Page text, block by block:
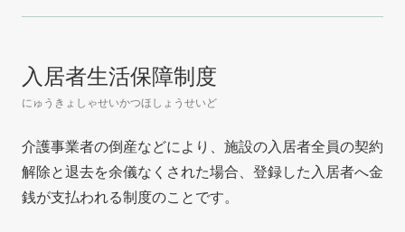
入居者生活保障制度
にゅうきょしゃせいかつほしょうせいど
介護事業者の倒産などにより、施設の入居者全員の契約
解除と退去を余儀なくされた場合、登録した入居者へ金
銭が支払われる制度のことです。